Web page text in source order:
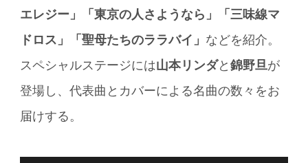
エレジー」「東京の人さようなら」「三味線マ
ドロス」「聖母たちのララバイ」 などを紹介。
スペシャルステージには山本リンダと錦野旦が
登場し、代表曲とカバーによる名曲の数々をお
届けする。